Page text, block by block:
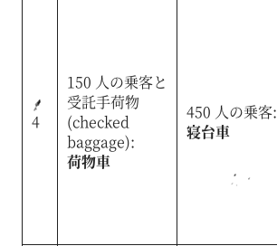
4
150 人の乗客と
受託手荷物
(checked
baggage):
荷物車
450 人の乗客:
寝台車